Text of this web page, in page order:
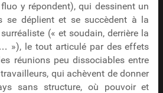
y répondent), qui dessinent un
se déplient et se succèdent à la
(« et soudain, derrière la
»), le tout articulé par des effets
réunions peu dissociables entre
qui achèvent de donner
sans structure, où pouvoir et